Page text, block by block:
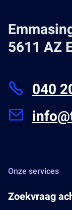
5611 AZ
040
Onze services
Zoekvraag